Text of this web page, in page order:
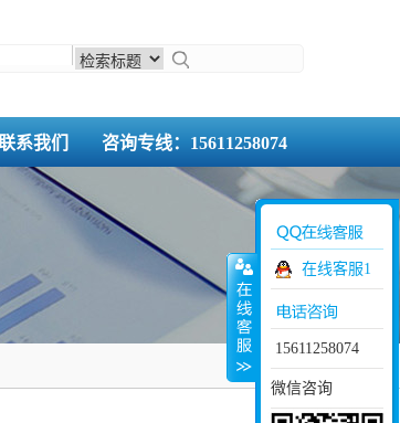
系我们 咨询专线：15611258074
在线客服1
15611258074
微信咨询